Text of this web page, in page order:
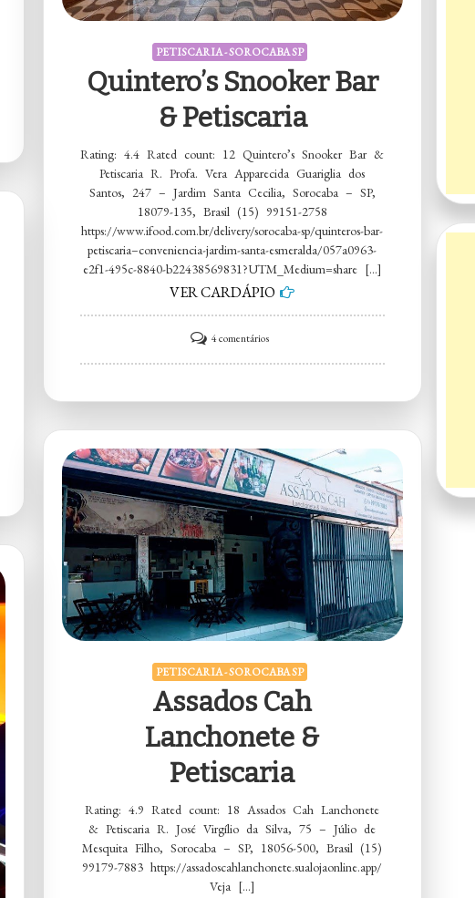
PETISCARIA - SOROCABA SP
Quintero’s Snooker Bar
& Petiscaria
Rating: 4.4 Rated count: 12 Quintero’s Snooker Bar &
Petiscaria R. Profa. Vera Apparecida Guariglia dos
Santos, 247 – Jardim Santa Cecilia, Sorocaba – SP,
18079-135, Brasil (15) 99151-2758
https://www.ifood.com.br/delivery/sorocaba-sp/quinteros-bar-
petiscaria–conveniencia-jardim-santa-esmeralda/057a0963-
e2f1-495c-8840-b22438569831?UTM_Medium=share […]
VER CARDÁPIO
4 comentáriosem
Quintero’s
Petiscaria
PETISCARIA - SOROCABA SP
Assados Cah
Lanchonete &
Petiscaria
Rating: 4.9 Rated count: 18 Assados Cah Lanchonete
& Petiscaria R. José Virgílio da Silva, 75 – Júlio de
Mesquita Filho, Sorocaba – SP, 18056-500, Brasil (15)
99179-7883 https://assadoscahlanchonete.sualojaonline.app/
Veja […]